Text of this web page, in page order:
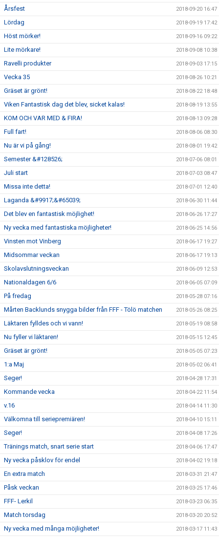
Årsfest 2018-09-20 16:47
Lördag 2018-09-19 17:42
Höst mörker! 2018-09-16 09:22
Lite mörkare! 2018-09-08 10:38
Ravelli produkter 2018-09-03 17:15
Vecka 35 2018-08-26 10:21
Gräset är grönt! 2018-08-22 18:48
Viken Fantastisk dag det blev, sicket kalas! 2018-08-19 13:55
KOM OCH VAR MED & FIRA! 2018-08-13 09:28
Full fart! 2018-08-06 08:30
Nu är vi på gång! 2018-08-01 19:42
Semester &#128526; 2018-07-06 08:01
Juli start 2018-07-03 08:47
Missa inte detta! 2018-07-01 12:40
Laganda &#9917;&#65039; 2018-06-30 11:44
Det blev en fantastisk möjlighet! 2018-06-26 17:27
Ny vecka med fantastiska möjligheter! 2018-06-25 14:56
Vinsten mot Vinberg 2018-06-17 19:27
Midsommar veckan 2018-06-17 19:13
Skolavslutningsveckan 2018-06-09 12:53
Nationaldagen 6/6 2018-06-05 07:09
På fredag 2018-05-28 07:16
Mårten Backlunds snygga bilder från FFF - Tölö matchen 2018-05-26 08:25
Läktaren fylldes och vi vann! 2018-05-19 08:58
Nu fyller vi läktaren! 2018-05-15 12:45
Gräset är grönt! 2018-05-05 07:23
1:a Maj 2018-05-02 06:41
Seger! 2018-04-28 17:31
Kommande vecka 2018-04-22 11:54
v.16 2018-04-14 11:30
Välkomna till seriepremiären! 2018-04-10 15:11
Seger! 2018-04-08 17:26
Tränings match, snart serie start 2018-04-06 17:47
Ny vecka påsklov för endel 2018-04-02 19:18
En extra match 2018-03-31 21:47
Påsk veckan 2018-03-25 17:46
FFF- Lerkil 2018-03-23 06:35
Match torsdag 2018-03-20 20:52
Ny vecka med många möjligheter! 2018-03-17 11:43